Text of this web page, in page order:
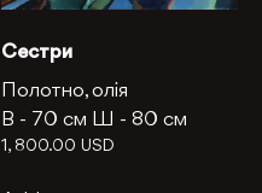
Сестри
Полотно, олія
В - 70 см Ш -80 см
1, 800.00 USD